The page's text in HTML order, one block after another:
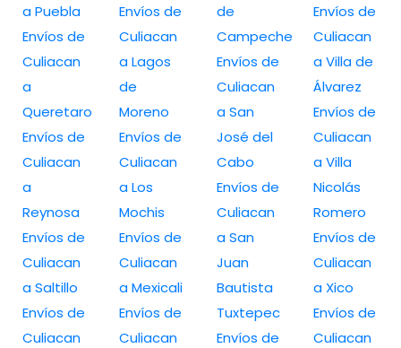
a Puebla
Envíos de
Culiacan
a
Queretaro
Envíos de
Culiacan
a
Reynosa
Envíos de
Culiacan
a Saltillo
Envíos de
Culiacan
Envíos de
Culiacan
a Lagos
de
Moreno
Envíos de
Culiacan
a Los
Mochis
Envíos de
Culiacan
a Mexicali
Envíos de
Culiacan
de
Campeche
Envíos de
Culiacan
a San
José del
Cabo
Envíos de
Culiacan
a San
Juan
Bautista
Tuxtepec
Envíos de
Envíos de
Culiacan
a Villa de
Álvarez
Envíos de
Culiacan
a Villa
Nicolás
Romero
Envíos de
Culiacan
a Xico
Envíos de
Culiacan